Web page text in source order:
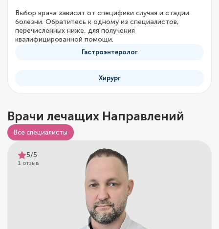
Выбор врача зависит от специфики случая и стадии
болезни. Обратитесь к одному из специалистов,
перечисленных ниже, для получения
квалифицированной помощи.
Гастроэнтеролог
Хирург
Врачи лечащих Направлений
Все специалисты
5/5
1 отзыв